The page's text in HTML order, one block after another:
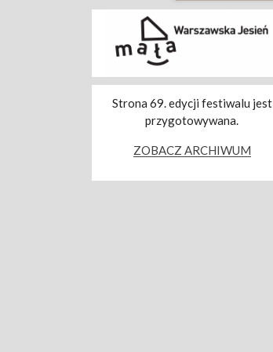
Strona 69. edycji festiwalu jest
przygotowywana.
ZOBACZ ARCHIWUM